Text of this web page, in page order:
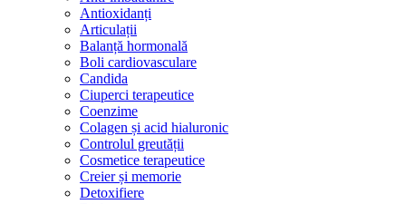
Antioxidanți
Articulații
Balanță hormonală
Boli cardiovasculare
Candida
Ciuperci terapeutice
Coenzime
Colagen și acid hialuronic
Controlul greutății
Cosmetice terapeutice
Creier și memorie
Detoxifiere